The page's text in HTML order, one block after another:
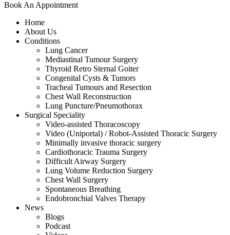
Book An Appointment
Home
About Us
Conditions
Lung Cancer
Mediastinal Tumour Surgery
Thyroid Retro Sternal Goiter
Congenital Cysts & Tumors
Tracheal Tumours and Resection
Chest Wall Reconstruction
Lung Puncture/Pneumothorax
Surgical Speciality
Video-assisted Thoracoscopy
Video (Uniportal) / Robot-Assisted Thoracic Surgery
Minimally invasive thoracic surgery
Cardiothoracic Trauma Surgery
Difficult Airway Surgery
Lung Volume Reduction Surgery
Chest Wall Surgery
Spontaneous Breathing
Endobronchial Valves Therapy
News
Blogs
Podcast